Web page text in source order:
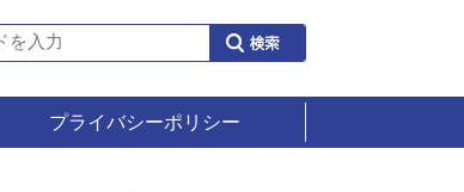
プライバシーポリシー